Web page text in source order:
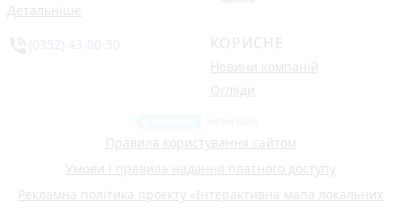
Детальніше
КОРИСНЕ
Новини компаній
Огляди
Правила користування сайтом
Умови і правила надання платного доступу
Рекламна політика проєкту «Інтерактивна мапа локальних